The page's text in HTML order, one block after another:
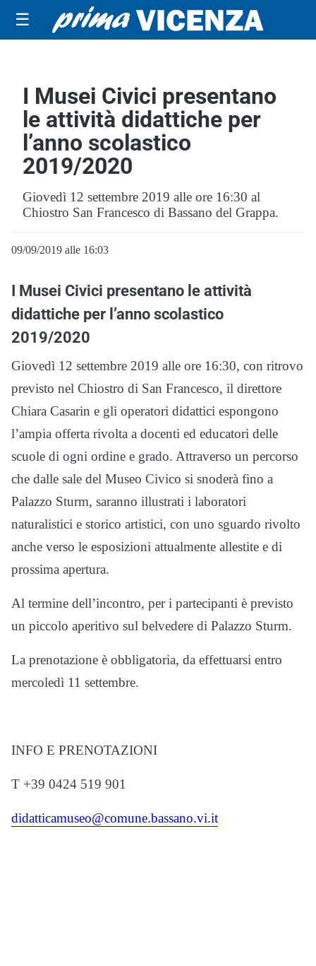
☰
I Musei Civici presentano
le attività didattiche per
l’anno scolastico
2019/2020
Giovedì 12 settembre 2019 alle ore 16:30 al
Chiostro San Francesco di Bassano del Grappa.
09/09/2019 alle 16:03
I Musei Civici presentano le attività
didattiche per l’anno scolastico
2019/2020
Giovedì 12 settembre 2019 alle ore 16:30, con ritrovo
previsto nel Chiostro di San Francesco, il direttore
Chiara Casarin e gli operatori didattici espongono
l’ampia offerta rivolta a docenti ed educatori delle
scuole di ogni ordine e grado. Attraverso un percorso
che dalle sale del Museo Civico si snoderà fino a
Palazzo Sturm, saranno illustrati i laboratori
naturalistici e storico artistici, con uno sguardo rivolto
anche verso le esposizioni attualmente allestite e di
prossima apertura.
Al termine dell’incontro, per i partecipanti è previsto
un piccolo aperitivo sul belvedere di Palazzo Sturm.
La prenotazione è obbligatoria, da effettuarsi entro
mercoledì 11 settembre.
INFO E PRENOTAZIONI
T +39 0424 519 901
didatticamuseo@comune.bassano.vi.it